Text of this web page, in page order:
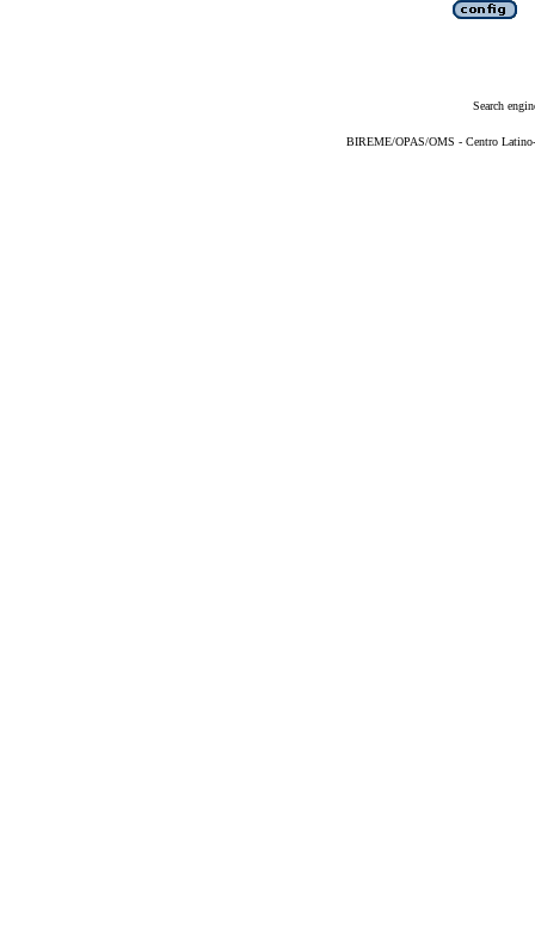
Search
BIREME/OPAS/OMS - Centro Latino-